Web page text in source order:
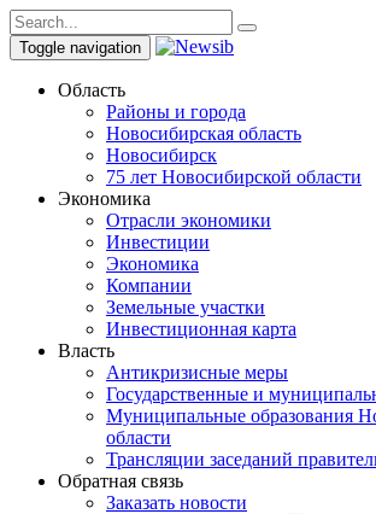
Toggle navigation
Область
Районы и города
Новосибирская область
Новосибирск
75 лет Новосибирской области
Экономика
Отрасли экономики
Инвестиции
Экономика
Компании
Земельные участки
Инвестиционная карта
Власть
Антикризисные меры
Государственные и
Муниципальные образования
области
Трансляции заседаний
Обратная связь
Заказать новости